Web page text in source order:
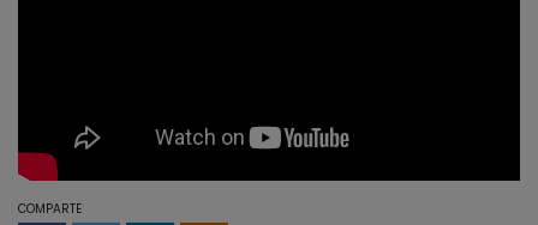
COMPARTE